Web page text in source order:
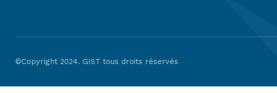
©Copyright 2024. GIST tous droits réservés